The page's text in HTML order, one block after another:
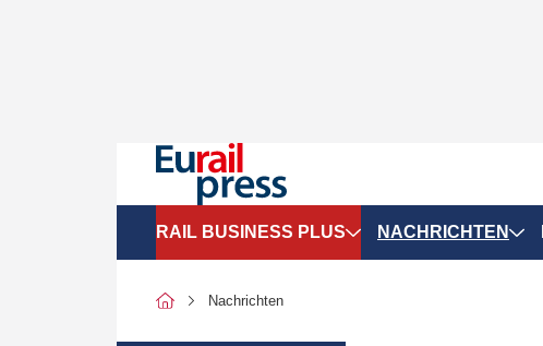
RAIL BUSINESS PLUS NACHRICHTEN
Nachrichten